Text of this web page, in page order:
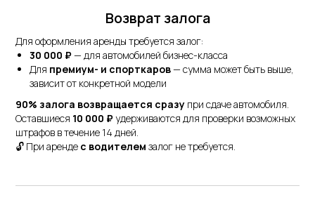
Возврат залога
Для оформления аренды требуется залог:
30 000 ₽— для автомобилей бизнес-класса
Для премиум- и спорткаров— сумма может быть выше,
зависит от конкретной модели
90% залога возвращается сразу при сдаче автомобиля.
Оставшиеся 10 000 ₽удерживаются для проверки возможных
штрафов в течение 14 дней.
🔓 При аренде с водителем залог не требуется.